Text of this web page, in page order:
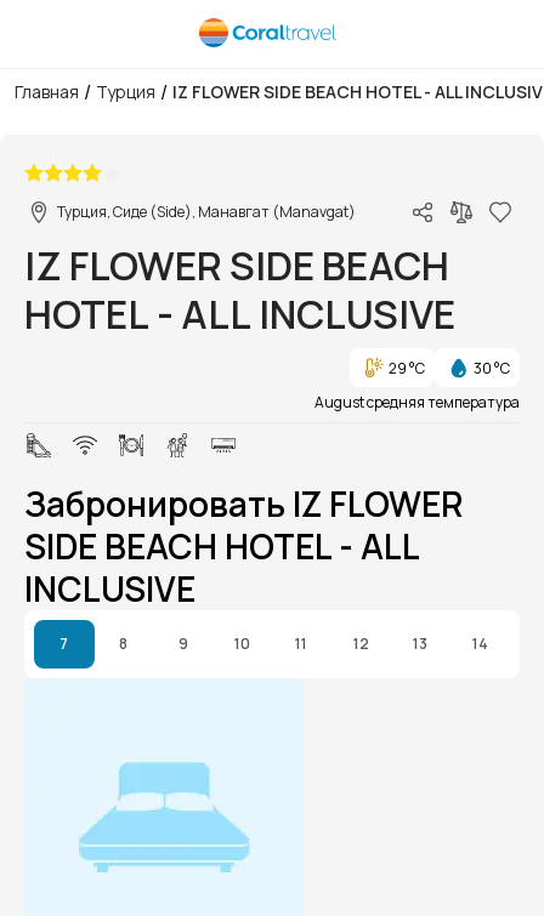
Главная / Турция / IZ FLOWER SIDE BEACH HOTEL - ALL
Турция, Сиде (Side), Манавгат (Manavgat)
IZ FLOWER SIDE BEACH
HOTEL - ALL INCLUSIVE
29 °C
30 °C
August средняя температура
Забронировать IZ FLOWER
SIDE BEACH HOTEL - ALL
INCLUSIVE
7 8 9 10 11 12 13 14